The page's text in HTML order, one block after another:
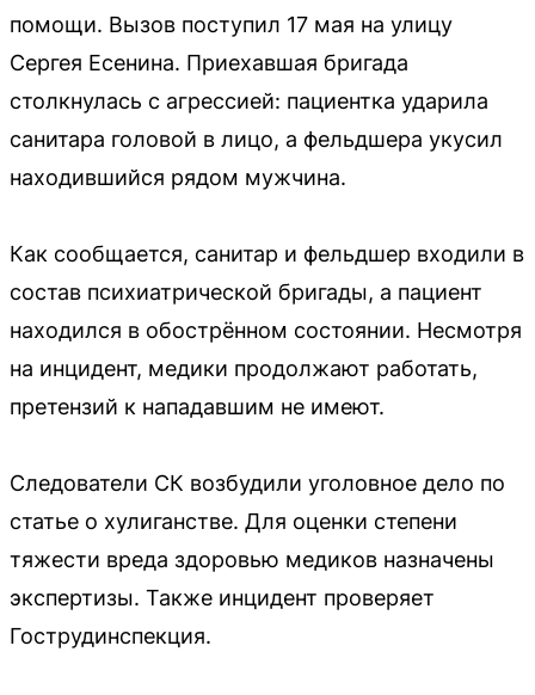
помощи. Вызов поступил 17 мая на улицу
Сергея Есенина. Приехавшая бригада
столкнулась с агрессией: пациентка ударила
санитара головой в лицо, а фельдшера укусил
находившийся рядом мужчина.
Как сообщается, санитар и фельдшер входили в
состав психиатрической бригады, а пациент
находился в обострённом состоянии. Несмотря
на инцидент, медики продолжают работать,
претензий к нападавшим не имеют.
Следователи СК возбудили уголовное дело по
статье о хулиганстве. Для оценки степени
тяжести вреда здоровью медиков назначены
экспертизы. Также инцидент проверяет
Гострудинспекция.